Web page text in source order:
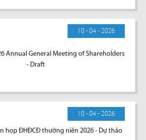
10 - 04 - 2026
Annual General Meeting of Shareholders
- Draft
10 - 04 - 2026
họp ĐHĐCĐ thường niên 2026 - Dự thảo